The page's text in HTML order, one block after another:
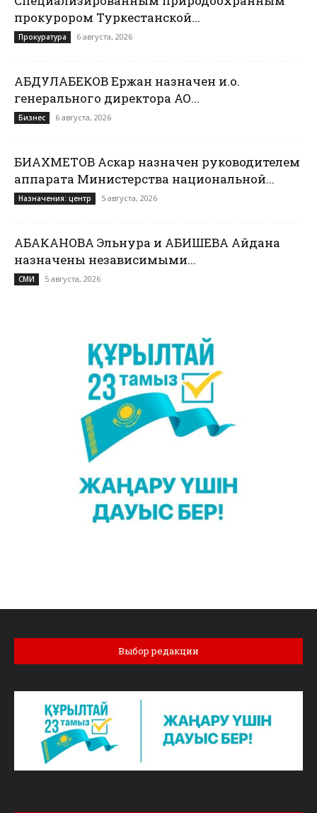
прокурором Туркестанской...
Прокуратура 6 августа, 2026
АБДУЛАБЕКОВ Ержан назначен и.о.
генерального директора АО...
Бизнес 6 августа, 2026
БИАХМЕТОВ Аскар назначен руководителем
аппарата Министерства национальной...
Назначения: центр 5 августа, 2026
АБАКАНОВА Эльнура и АБИШЕВА Айдана
назначены независимыми...
СМИ 5 августа, 2026
Выбор редакции